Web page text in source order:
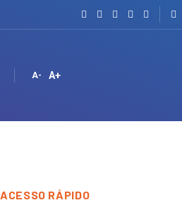
A- A+
ACESSO RÁPIDO